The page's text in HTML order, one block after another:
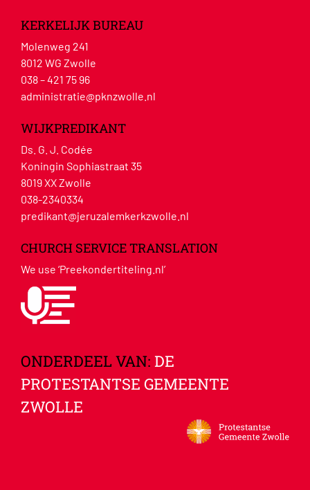
KERKELIJK BUREAU
Molenweg 241
8012 WG Zwolle
038 – 421 75 96
administratie@pknzwolle.nl
WIJKPREDIKANT
Ds. G. J. Codée
Koningin Sophiastraat 35
8019 XX Zwolle
038-2340334
predikant@jeruzalemkerkzwolle.nl
CHURCH SERVICE TRANSLATION
We use ‘Preekondertiteling.nl’
ONDERDEEL VAN: DE
PROTESTANTSE GEMEENTE
ZWOLLE